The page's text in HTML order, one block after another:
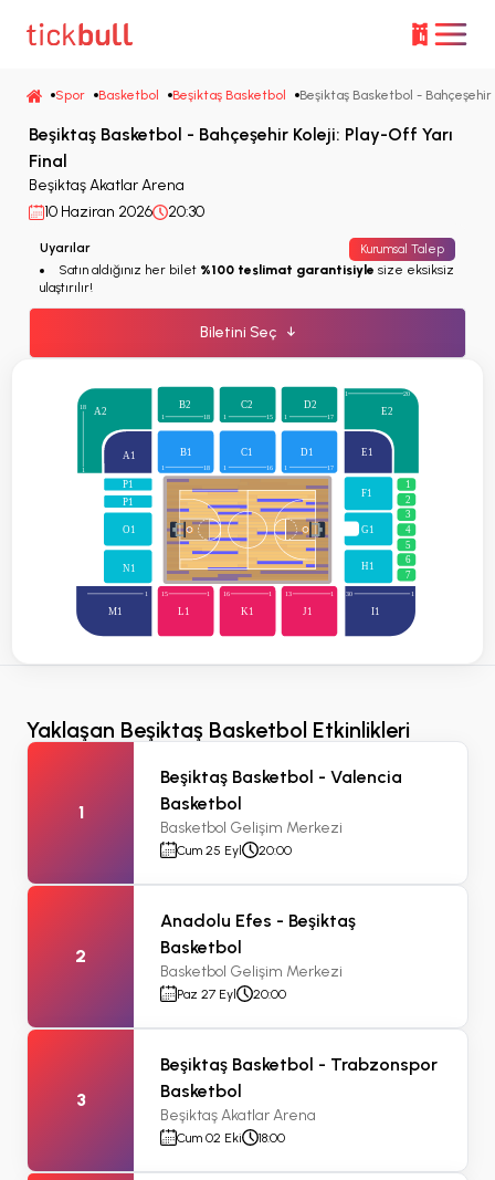
Spor Basketbol Beşiktaş Basketbol Beşiktaş Basketbol - Bahçeşehir
A1
P1
P1
O1
N1
E1
F1
1
2
3
4
5
6
7
G1
H1
M1
1 30
I1
1
L1
1
15 16
K1
1 13 1
J1
1
18 A2
20
E2
1
18
1
B2
18
1
B1
15
C2
1 17
1
D2
17
1
D1
16
1
C1
Beşiktaş Basketbol - Bahçeşehir Koleji: Play-Off Yarı
Final
Beşiktaş Akatlar Arena
10 Haziran 2026
20:30
Uyarılar Kurumsal Talep
Satın aldığınız her bilet %100 teslimat garantisiyle size eksiksiz
ulaştırılır!
Biletini Seç ↓
Yaklaşan Beşiktaş Basketbol Etkinlikleri
1
Beşiktaş Basketbol - Valencia
Basketbol
Basketbol Gelişim Merkezi
Cum 25 Eyl 20:00
2
Anadolu Efes - Beşiktaş
Basketbol
Basketbol Gelişim Merkezi
Paz 27 Eyl 20:00
3
Beşiktaş Basketbol - Trabzonspor
Basketbol
Beşiktaş Akatlar Arena
Cum 02 Eki 18:00